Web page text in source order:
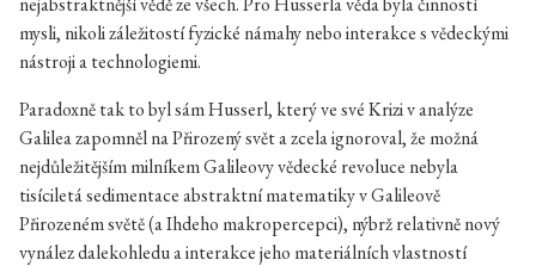
mysli, nikoli záležitostí fyzické námahy nebo interakce s vědeckými
nástroji a technologiemi.
Paradoxně tak to byl sám Husserl, který ve své Krizi v analýze
Galilea zapomněl na Přirozený svět a zcela ignoroval, že možná
nejdůležitějším milníkem Galileovy vědecké revoluce nebyla
tisíciletá sedimentace abstraktní matematiky v Galileově
Přirozeném světě (a Ihdeho makropercepci), nýbrž relativně nový
vynález dalekohledu a interakce jeho materiálních vlastností